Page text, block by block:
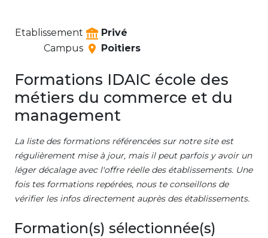
Etablissement
Privé
Campus
Poitiers
Formations IDAIC école des
métiers du commerce et du
management
La liste des formations référencées sur notre site est
régulièrement mise à jour, mais il peut parfois y avoir un
léger décalage avec l'offre réelle des établissements. Une
fois tes formations repérées, nous te conseillons de
vérifier les infos directement auprès des établissements.
Formation(s) sélectionnée(s)